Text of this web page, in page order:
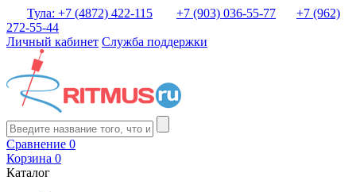
Тула: +7 (4872) 422-115 +7 (903) 036-55-77
+7 (962)
272-55-44
Личный кабинет Служба поддержки
Сравнение 0
Корзина 0
Каталог